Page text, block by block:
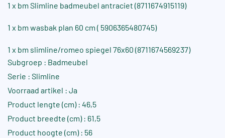
1 x bm Slimline badmeubel antraciet (8711674915119)
1 x bm wasbak plan 60 cm ( 5906365480745)
1 x bm slimline/romeo spiegel 76x60 (8711674569237)
Subgroep : Badmeubel
Serie : Slimline
Voorraad artikel : Ja
Product lengte (cm) : 46,5
Product breedte (cm) : 61,5
Product hoogte (cm) : 56